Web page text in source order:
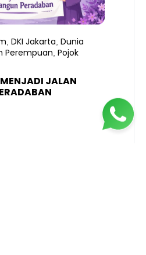
DKI Jakarta Dunia
Perempuan Pojok
JALAN